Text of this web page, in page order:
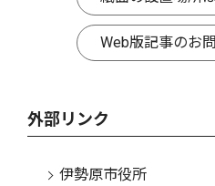
Web版記事のお
外部リンク
伊勢原市役所